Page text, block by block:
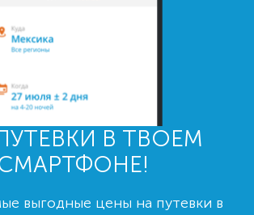
В ТВОЕМ
выгодные цены на путевки в